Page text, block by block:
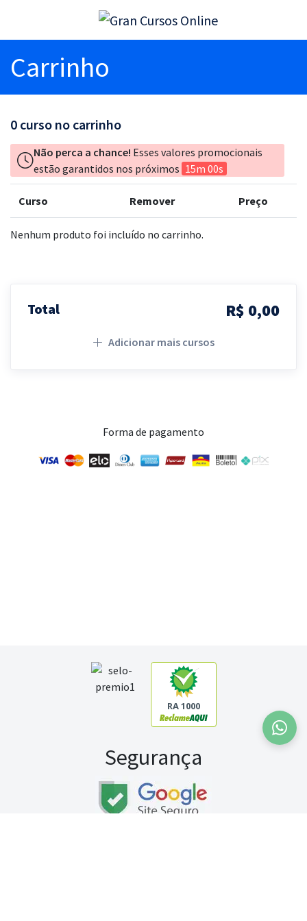
Carrinho
0 curso no carrinho
Não perca a chance! Esses valores promocionais
estão garantidos nos próximos 15m 00s
Curso Remover Preço
Nenhum produto foi incluído no carrinho.
Total R$ 0,00
Adicionar mais cursos
Forma de pagamento
RA 1000
Segurança